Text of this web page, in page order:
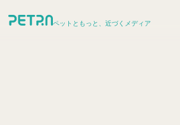
ペットともっと、近づくメディア